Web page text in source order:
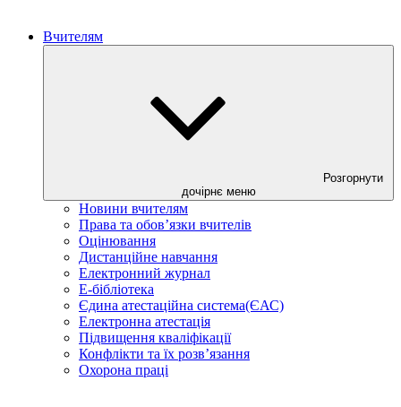
Вчителям
Розгорнути
дочірнє меню
Новини вчителям
Права та обов’язки вчителів
Оцінювання
Дистанційне навчання
Електронний журнал
E-бібліотека
Єдина атестаційна система(ЄАС)
Електронна атестація
Підвищення кваліфікації
Конфлікти та їх розв’язання
Охорона праці